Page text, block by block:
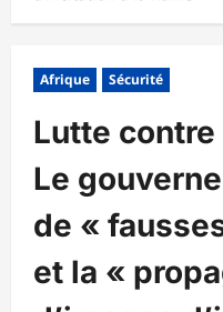
Afrique Sécurité
Lutte
Le
de «
et la «